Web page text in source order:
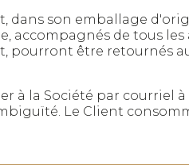
son emballage
accompagnés de tous
être retournés
à la Société par courriel à
Le Client